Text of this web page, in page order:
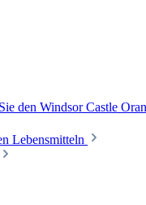
den Windsor Castle
Lebensmitteln